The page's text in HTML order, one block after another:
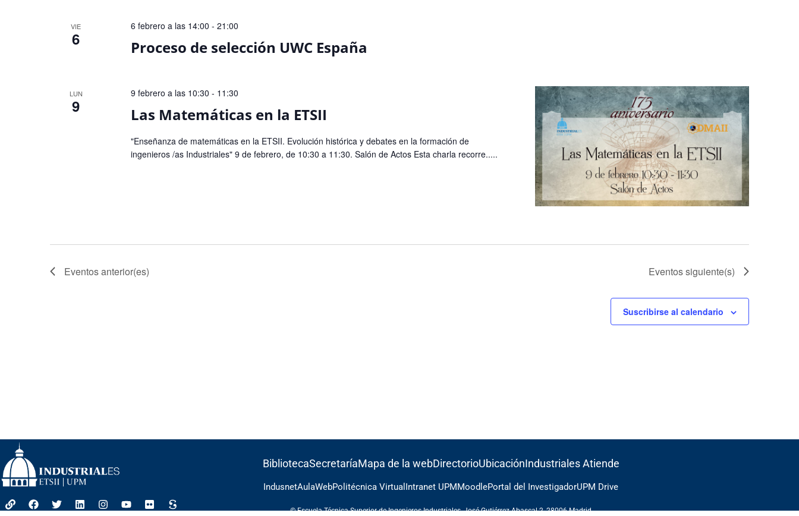
VIE
6 Proceso de selección UWC España
6 febrero a las 14:00 - 21:00
LUN
9 Las Matemáticas en la ETSII
9 febrero a las 10:30 - 11:30
"Enseñanza de matemáticas en la ETSII. Evolución histórica y debates en la formación de
ingenieros /as Industriales" 9 de febrero, de 10:30 a 11:30. Salón de Actos Esta charla recorre.....
Eventosanterior(es) Eventossiguiente(s)
Suscribirse al calendario
BibliotecaSecretaríaMapa de la webDirectorioUbicaciónIndustriales Atiende
IndusnetAulaWebPolitécnica Virtual Intranet UPMMoodlePortal del InvestigadorUPM Drive
© Escuela Técnica Superior de Ingenieros Industriales, José Gutiérrez Abascal 2, 28006 Madrid